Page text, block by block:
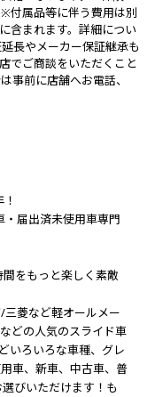
付属品等に伴う費用は別
含まれます。詳細につい
長やメーカー保証継承も
でご商談をいただくこと
事前に店舗へお電話、
届出済未使用車専門
をもっと楽しく素敵
菱など軽オールメー
どの人気のスライド車
いろいろな車種、グレ
車、新車、中古車、普
びいただけます！も